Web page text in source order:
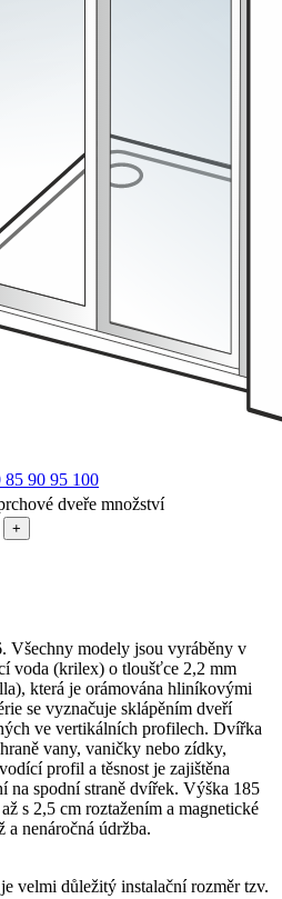
85 90 95 100
dveře množství
Všechny modely jsou vyráběny v
voda (krilex) o tloušťce 2,2 mm
která je orámována hliníkovými
se vyznačuje sklápěním dveří
ve vertikálních profilech. Dvířka
vany, vaničky nebo zídky,
profil a těsnost je zajištěna
na spodní straně dvířek. Výška 185
s 2,5 cm roztažením a magnetické
a nenáročná údržba.
velmi důležitý instalační rozměr tzv.